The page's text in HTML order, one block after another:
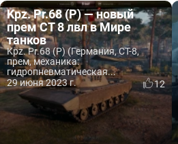
Kpz. Pr.68 (P) — новый
прем СТ 8 лвл в Мире
танков
Kpz. Pr.68 (P) (Германия, СТ-8,
прем, механика:
гидропневматическая...
29 июня 2023 г.
12